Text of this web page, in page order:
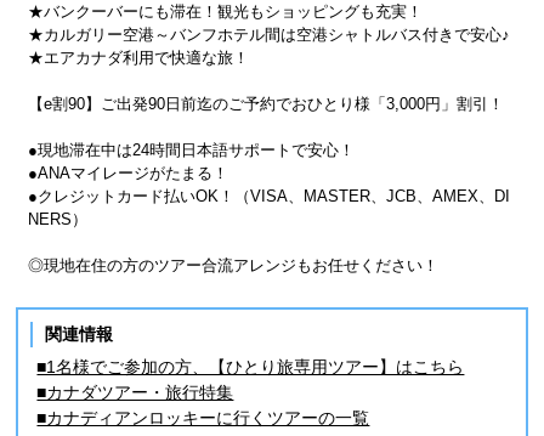
★バンクーバーにも滞在！観光もショッピングも充実！
★カルガリー空港～バンフホテル間は空港シャトルバス付きで安心♪
★エアカナダ利用で快適な旅！
【e割90】ご出発90日前迄のご予約でおひとり様「3,000円」割引！
●現地滞在中は24時間日本語サポートで安心！
●ANAマイレージがたまる！
●クレジットカード払いOK！（VISA、MASTER、JCB、AMEX、DI
NERS）
◎現地在住の方のツアー合流アレンジもお任せください！
関連情報
■1名様でご参加の方、【ひとり旅専用ツアー】はこちら
■カナダツアー・旅行特集
■カナディアンロッキーに行くツアーの一覧